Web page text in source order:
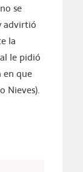
se
advirtió
la
le pidió
en que
Nieves).